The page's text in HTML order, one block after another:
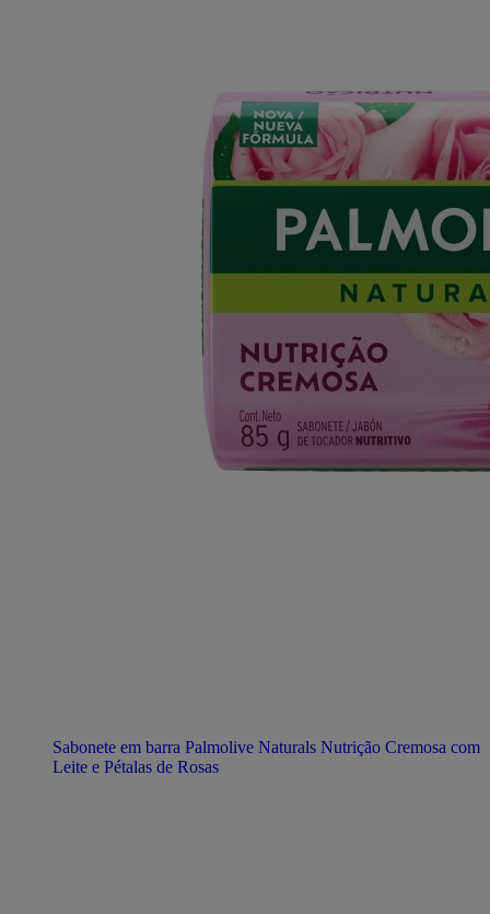
Sabonete em barra Palmolive Naturals Nutrição Cremosa com
Leite e Pétalas de Rosas